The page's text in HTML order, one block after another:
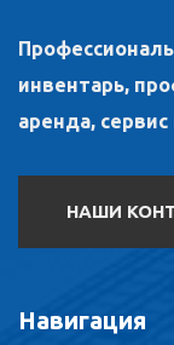
инвентарь,
аренда,
НАШИ
Навигация